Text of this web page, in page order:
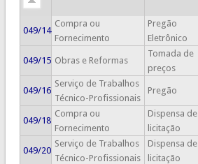
049/14
Compra ou
Fornecimento
Pregão
Eletrônico
049/15 Obras e Reformas
Tomada de
preços
049/16
Serviço de Trabalhos
Técnico-Profissionais
Pregão
049/18
Compra ou
Fornecimento
Dispensa de
licitação
049/20
Serviço de Trabalhos
Técnico-Profissionais
Dispensa de
licitação